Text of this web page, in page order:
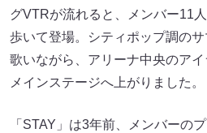
グVTRが流れると、メンバー11
歩いて登場。シティポップ調の
歌いながら、アリーナ中央のアイ
メインステージへ上がりました。
「STAY」は3年前、メンバーの